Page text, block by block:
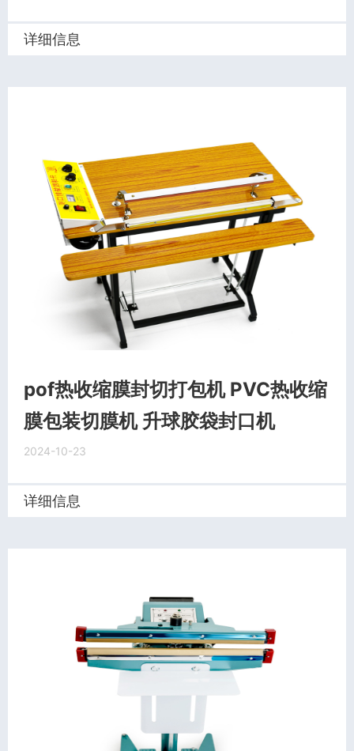
详细信息
pof热收缩膜封切打包机 PVC热收缩
膜包装切膜机 升球胶袋封口机
2024-10-23
详细信息